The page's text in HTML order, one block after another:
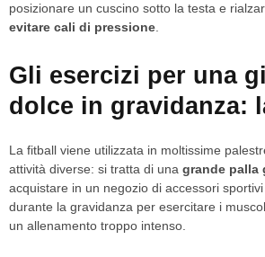
posizionare un cuscino sotto la testa e
evitare cali di pressione.
Gli esercizi per una
dolce in gravidanza:
La fitball viene utilizzata in moltissime
attività diverse: si tratta di una grande palla
acquistare in un negozio di accessori
durante la gravidanza per esercitare i
un allenamento troppo intenso.